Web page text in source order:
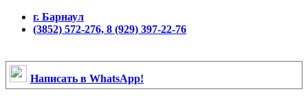
г. Барнаул
(3852) 572-276, 8 (929) 397-22-76
Написать в WhatsApp!